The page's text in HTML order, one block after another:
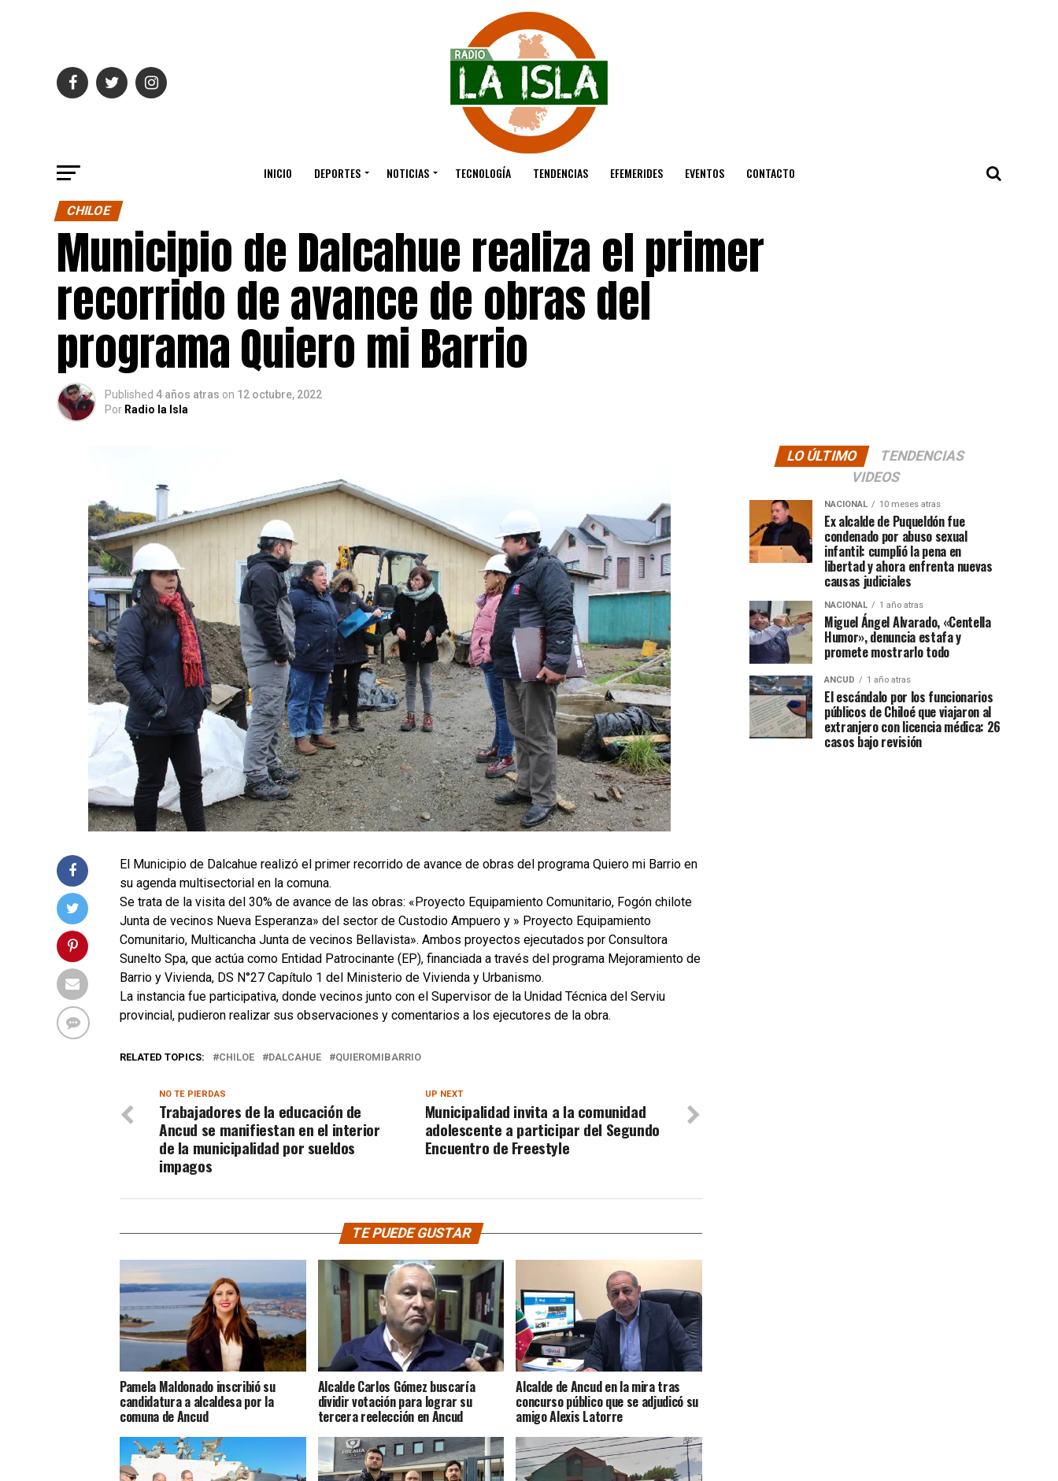
INICIO DEPORTES NOTICIAS TECNOLOGÍA TENDENCIAS EFEMERIDES EVENTOS CONTACTO
CHILOE
Municipio de Dalcahue realiza el primer
recorrido de avance de obras del
programa Quiero mi Barrio
Published 4 años atras on 12 octubre, 2022
Por Radio la Isla
El Municipio de Dalcahue realizó el primer recorrido de avance de obras del programa Quiero mi Barrio en
su agenda multisectorial en la comuna.
Se trata de la visita del 30% de avance de las obras: «Proyecto Equipamiento Comunitario, Fogón chilote
Junta de vecinos Nueva Esperanza» del sector de Custodio Ampuero y » Proyecto Equipamiento
Comunitario, Multicancha Junta de vecinos Bellavista». Ambos proyectos ejecutados por Consultora
Sunelto Spa, que actúa como Entidad Patrocinante (EP), financiada a través del programa Mejoramiento de
Barrio y Vivienda, DS N°27 Capítulo 1 del Ministerio de Vivienda y Urbanismo.
La instancia fue participativa, donde vecinos junto con el Supervisor de la Unidad Técnica del Serviu
provincial, pudieron realizar sus observaciones y comentarios a los ejecutores de la obra.
RELATED TOPICS: CHILOE DALCAHUE QUIEROMIBARRIO
UP NEXT
Municipalidad invita a la comunidad
adolescente a participar del Segundo
Encuentro de Freestyle
NO TE PIERDAS
Trabajadores de la educación de
Ancud se manifiestan en el interior
de la municipalidad por sueldos
impagos
TE PUEDE GUSTAR
Pamela Maldonado inscribió su
candidatura a alcaldesa por la
comuna de Ancud
Alcalde Carlos Gómez buscaría
dividir votación para lograr su
tercera reelección en Ancud
Alcalde de Ancud en la mira tras
concurso público que se adjudicó su
amigo Alexis Latorre
LO ÚLTIMO
TENDENCIAS
VIDEOS
NACIONAL 10 meses atras
Ex alcalde de Puqueldón fue
condenado por abuso sexual
infantil: cumplió la pena en
libertad y ahora enfrenta nuevas
causas judiciales
NACIONAL 1 año atras
Miguel Ángel Alvarado, «Centella
Humor», denuncia estafa y
promete mostrarlo todo
ANCUD 1 año atras
El escándalo por los funcionarios
públicos de Chiloé que viajaron al
extranjero con licencia médica: 26
casos bajo revisión